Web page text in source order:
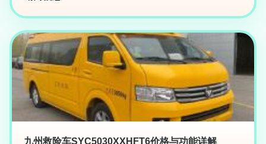
九州救险车SYC5030XXHFT6价格与功能详解